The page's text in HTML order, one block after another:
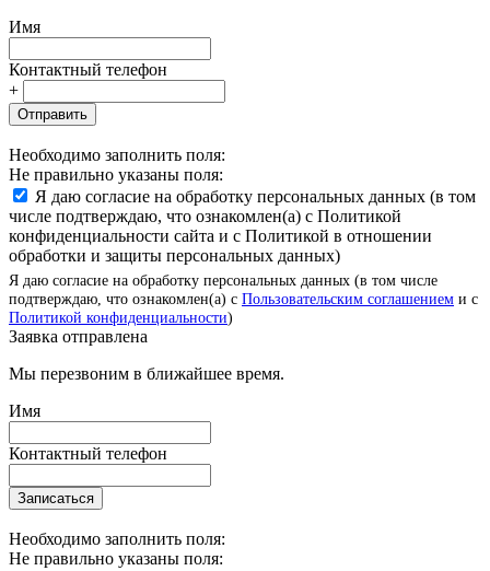
Имя
Контактный телефон
+
Отправить
Необходимо заполнить поля:
Не правильно указаны поля:
Я даю согласие на обработку персональных данных (в том
числе подтверждаю, что ознакомлен(а) с Политикой
конфиденциальности сайта и с Политикой в отношении
обработки и защиты персональных данных)
Я даю согласие на обработку персональных данных (в том числе
подтверждаю, что ознакомлен(а) с Пользовательским соглашением и с
Политикой конфиденциальности)
Заявка отправлена
Мы перезвоним в ближайшее время.
Имя
Контактный телефон
Записаться
Необходимо заполнить поля:
Не правильно указаны поля: